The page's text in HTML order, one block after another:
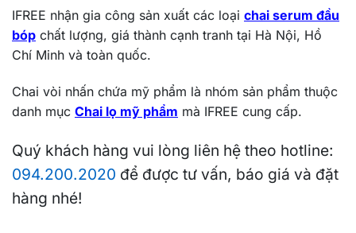
IFREE nhận gia công sản xuất các loại chai serum đầu
bóp chất lượng, giá thành cạnh tranh tại Hà Nội, Hồ
Chí Minh và toàn quốc.
Chai vòi nhấn chứa mỹ phẩm là nhóm sản phẩm thuộc
danh mục Chai lọ mỹ phẩm mà IFREE cung cấp.
Quý khách hàng vui lòng liên hệ theo hotline:
094.200.2020 để được tư vấn, báo giá và đặt
hàng nhé!